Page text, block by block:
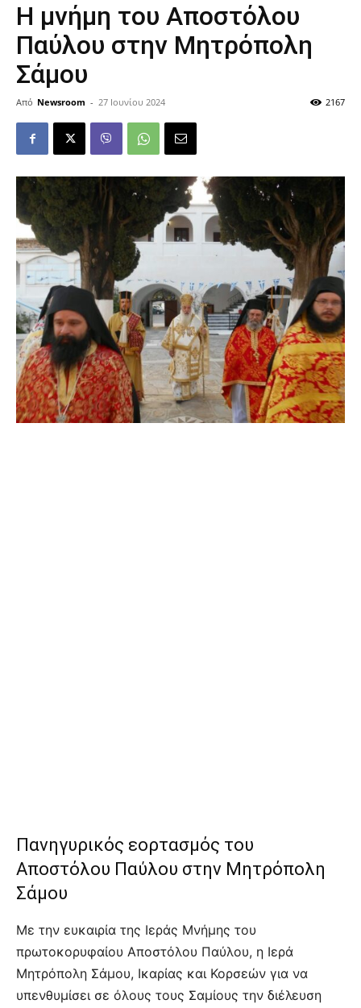
Η μνήμη του Αποστόλου
Παύλου στην Μητρόπολη
Σάμου
Από Newsroom - 27 Ιουνίου 2024 2167
Πανηγυρικός εορτασμός του
Αποστόλου Παύλου στην Μητρόπολη
Σάμου
Με την ευκαιρία της Ιεράς Μνήμης του
πρωτοκορυφαίου Αποστόλου Παύλου, η Ιερά
Μητρόπολη Σάμου, Ικαρίας και Κορσεών για να
υπενθυμίσει σε όλους τους Σαμίους την διέλευση